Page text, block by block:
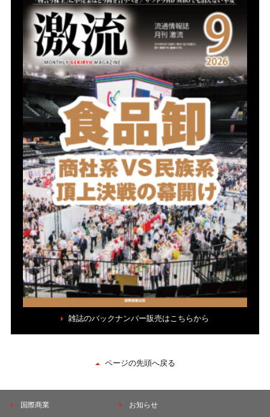
雑誌のバックナンバー販売はこちらから
ページの先頭へ戻る
国際商業 お知らせ